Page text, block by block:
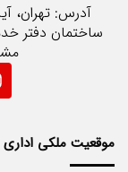
آدرس: تهران،
ساختمان دفتر خدمات
موقعیت ملکی اداری